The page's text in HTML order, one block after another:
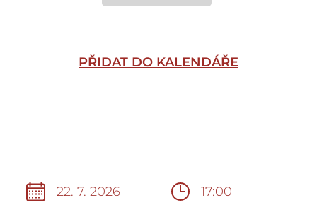
PŘIDAT DO KALENDÁŘE
22. 7. 2026 17:00